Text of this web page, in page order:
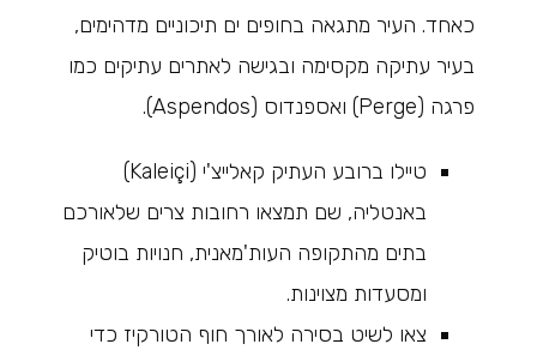
כאחד. העיר מתגאה בחופים ים תיכוניים מדהימים,
בעיר עתיקה מקסימה ובגישה לאתרים עתיקים כמו
פרגה (Perge) ואספנדוס (Aspendos).
טיילו ברובע העתיק קאלייצ'י (Kaleiçi)
באנטליה, שם תמצאו רחובות צרים שלאורכם
בתים מהתקופה העות'מאנית, חנויות בוטיק
ומסעדות מצוינות.
צאו לשיט בסירה לאורך חוף הטורקיז כדי